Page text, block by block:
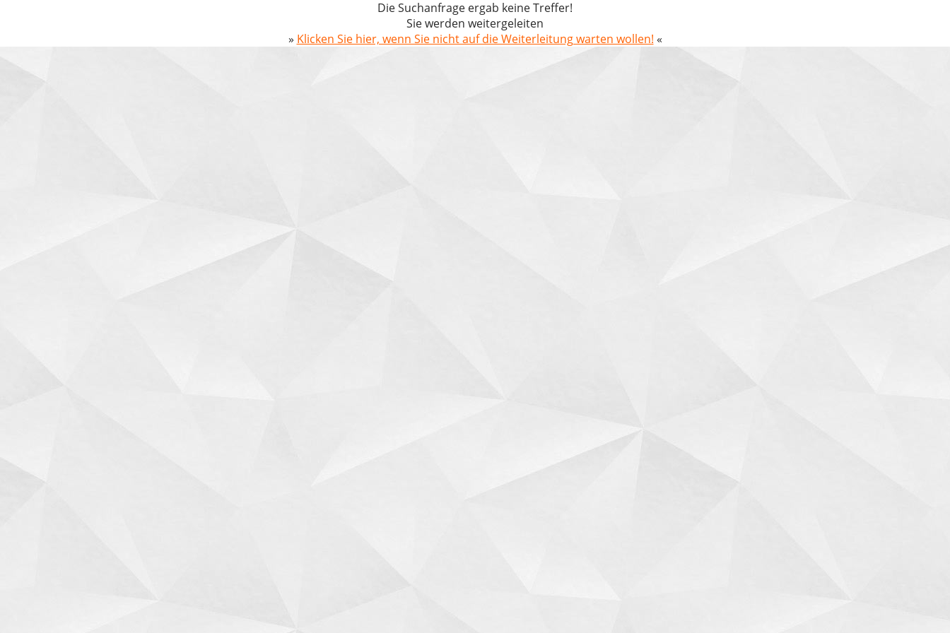
Die Suchanfrage ergab keine Treffer!
Sie werden weitergeleiten
» Klicken Sie hier, wenn Sie nicht auf die Weiterleitung warten wollen! «